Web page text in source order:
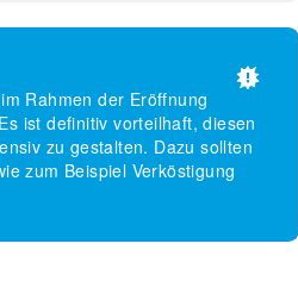
Rahmen der Eröffnung
ist definitiv vorteilhaft, diesen
zu gestalten. Dazu sollten
zum Beispiel Verköstigung